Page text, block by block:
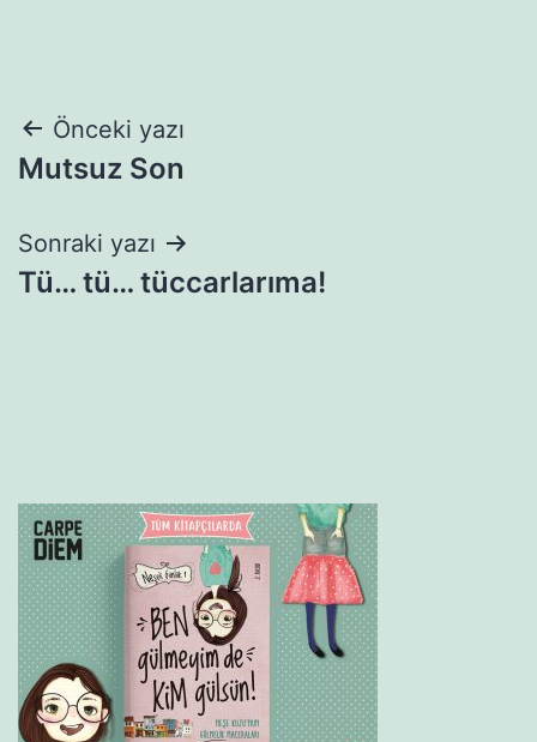
Yazı
gezinmesi
Önceki yazı
Mutsuz Son
Sonraki yazı
Tü… tü… tüccarlarıma!